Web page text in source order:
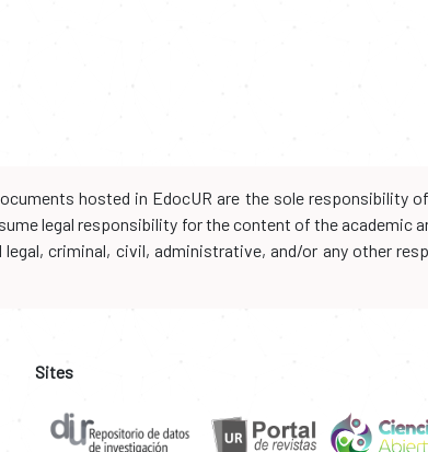
hosted in EdocUR are the sole responsibility
legal responsibility for the content of the academic
criminal, civil, administrative, and/or any other
Sites